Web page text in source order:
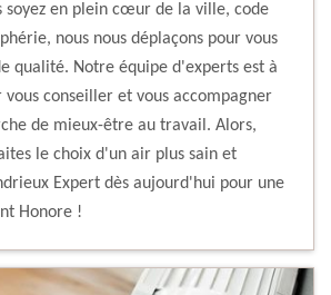
soyez en plein cœur de la ville, code
nous nous déplaçons pour vous
qualité. Notre équipe d'experts est à
conseiller et vous accompagner
de mieux-être au travail. Alors,
le choix d'un air plus sain et
Expert dès aujourd'hui pour une
Honore !